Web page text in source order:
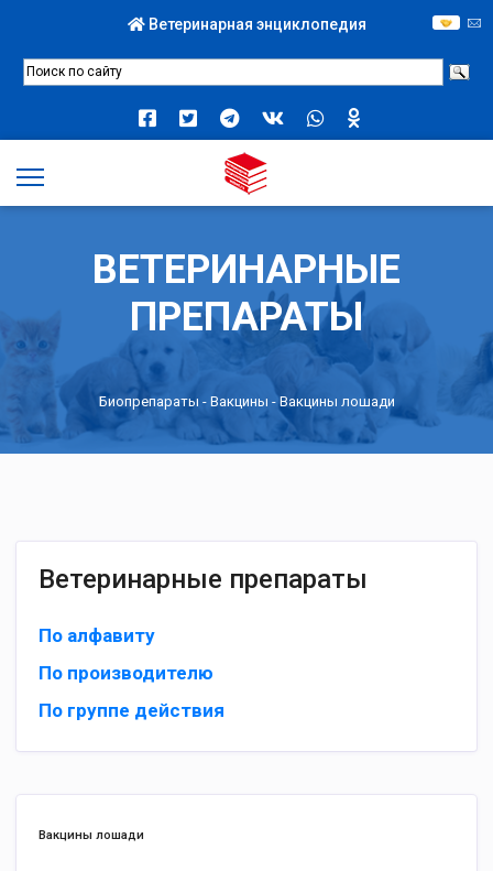
Ветеринарная энциклопедия
ВЕТЕРИНАРНЫЕ
ПРЕПАРАТЫ
Биопрепараты - Вакцины - Вакцины лошади
Ветеринарные препараты
По алфавиту
По производителю
По группе действия
Вакцины лошади